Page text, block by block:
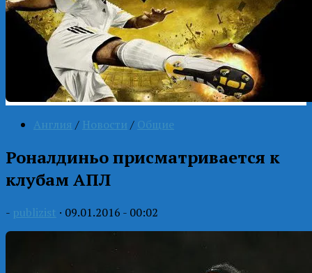
Англия / Новости / Общие
Роналдиньо присматривается к
клубам АПЛ
- publizist · 09.01.2016 - 00:02